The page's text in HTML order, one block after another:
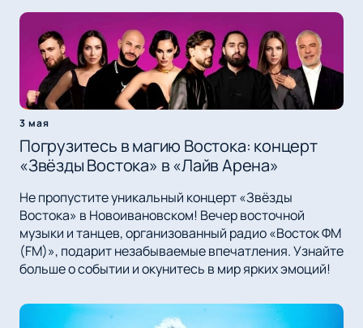
3 мая
Погрузитесь в магию Востока: концерт
«Звёзды Востока» в «Лайв Арена»
Не пропустите уникальный концерт «Звёзды
Востока» в Новоивановском! Вечер восточной
музыки и танцев, организованный радио «Восток ФМ
(FM)», подарит незабываемые впечатления. Узнайте
больше о событии и окунитесь в мир ярких эмоций!